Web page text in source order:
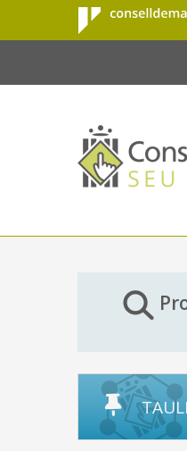
Salta al contingut principal
Consell
Mallorca